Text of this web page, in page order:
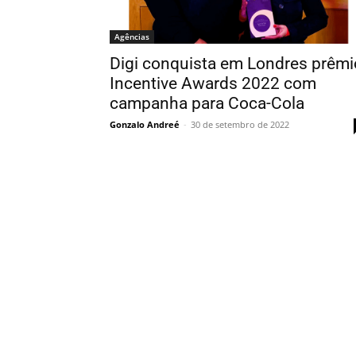
Agências
Digi conquista em Londres
Incentive Awards 2022 com
campanha para Coca-Cola
Gonzalo Andreé - 30 de setembro de 2022